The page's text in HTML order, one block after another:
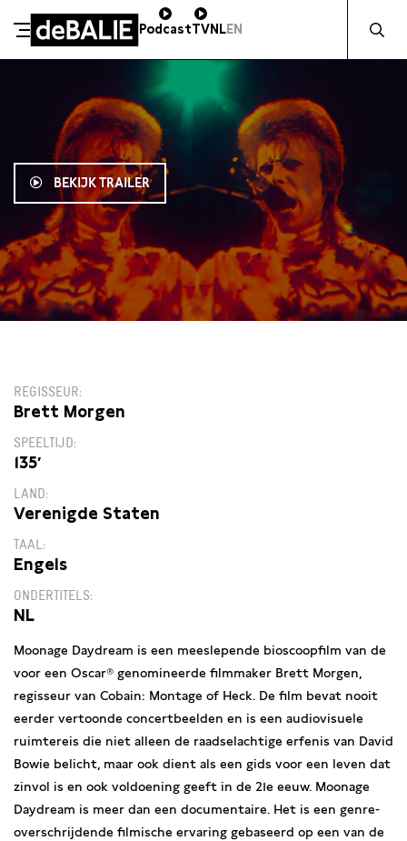
Meteen naar de content
De Balie
PodcastTVNLEN
BEKIJK TRAILER
REGISSEUR
Brett Morgen
SPEELTIJD
135′
LAND
Verenigde Staten
TAAL
Engels
ONDERTITELS
NL
Moonage Daydream is een meeslepende bioscoopfilm van de
voor een Oscar® genomineerde filmmaker Brett Morgen,
regisseur van Cobain: Montage of Heck. De film bevat nooit
eerder vertoonde concertbeelden en is een audiovisuele
ruimtereis die niet alleen de raadselachtige erfenis van David
Bowie belicht, maar ook dient als een gids voor een leven dat
zinvol is en ook voldoening geeft in de 21e eeuw. Moonage
Daydream is meer dan een documentaire. Het is een genre-
overschrijdende filmische ervaring gebaseerd op een van de